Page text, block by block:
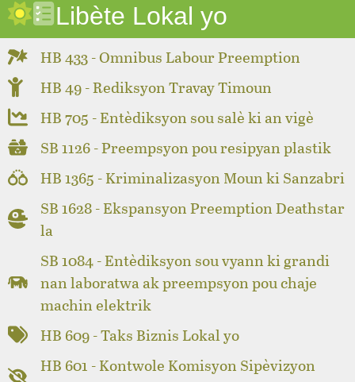
Libète Lokal yo
HB 433 - Omnibus Labour Preemption
HB 49 - Rediksyon Travay Timoun
HB 705 - Entèdiksyon sou salè ki an vigè
SB 1126 - Preempsyon pou resipyan plastik
HB 1365 - Kriminalizasyon Moun ki Sanzabri
SB 1628 - Ekspansyon Preemption Deathstar
la
SB 1084 - Entèdiksyon sou vyann ki grandi
nan laboratwa ak preempsyon pou chaje
machin elektrik
HB 609 - Taks Biznis Lokal yo
HB 601 - Kontwole Komisyon Sipèvizyon